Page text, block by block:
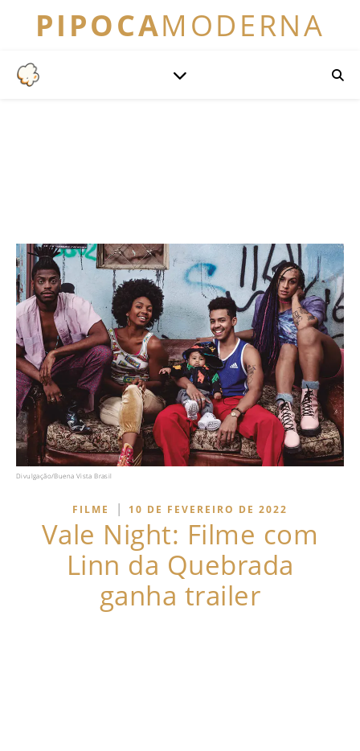
PIPOCAMODERNA
Divulgação/Buena Vista Brasil
FILME | 10 DE FEVEREIRO DE 2022
Vale Night: Filme com
Linn da Quebrada
ganha trailer